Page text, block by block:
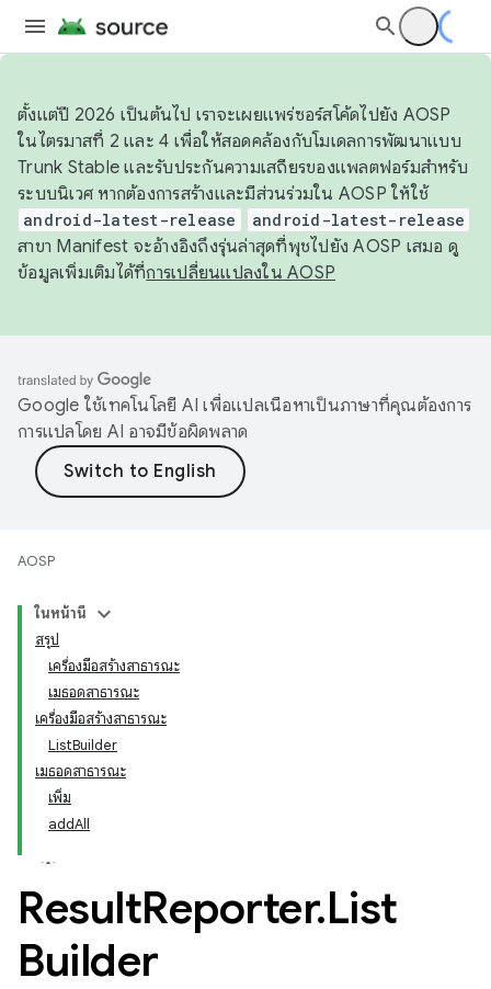
ตั้งแต่ปี 2026 เป็นต้นไป เราจะเผยแพร่ซอร์สโค้ดไปยัง AOSP
ในไตรมาสที่ 2 และ 4 เพื่อให้สอดคล้องกับโมเดลการพัฒนาแบบ
Trunk Stable และรับประกันความเสถียรของแพลตฟอร์มสำหรับ
ระบบนิเวศ หากต้องการสร้างและมีส่วนร่วมใน AOSP ให้ใช้
android-latest-release android-latest-release
สาขา Manifest จะอ้างอิงถึงรุ่นล่าสุดที่พุชไปยัง AOSP เสมอ ดู
ข้อมูลเพิ่มเติมได้ที่การเปลี่ยนแปลงใน AOSP
Google ใช้เทคโนโลยี AI เพื่อแปลเนื้อหาเป็นภาษาที่คุณต้องการ
การแปลโดย AI อาจมีข้อผิดพลาด
AOSP
ในหน้านี้
สรุป
เครื่องมือสร้างสาธารณะ
เมธอดสาธารณะ
เครื่องมือสร้างสาธารณะ
ListBuilder
เมธอดสาธารณะ
เพิ่ม
addAll
ResultReporter.List
Builder